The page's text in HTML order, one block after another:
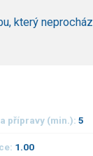
který
přípravy (min.): 5
1.00